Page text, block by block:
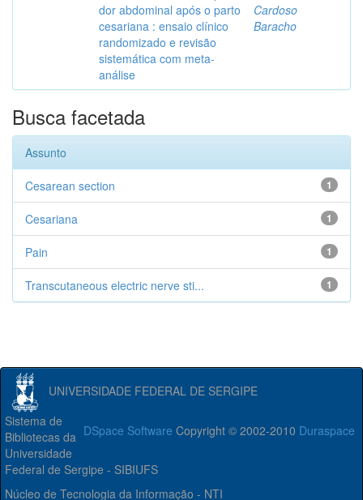
dor abdominal após o parto
cesariana : ensaio clínico
randomizado e revisão
sistemática com meta-
análise
Cardoso
Baracho
Busca facetada
Assunto
1
Cesarean section
1
Cesariana
1
Pain
1
Transcutaneous electric nerve sti...
UNIVERSIDADE FEDERAL DE SERGIPE
DSpace Software Copyright © 2002-2010 Duraspace
Sistema de
Bibliotecas da
Universidade
Federal de Sergipe - SIBIUFS
Núcleo de Tecnologia da Informação - NTI